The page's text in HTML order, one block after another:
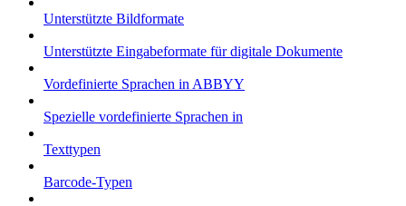
Unterstützte Bildformate
Unterstützte Eingabeformate für digitale Dokumente
Vordefinierte Sprachen in ABBYY
Spezielle vordefinierte Sprachen in
Texttypen
Barcode-Typen